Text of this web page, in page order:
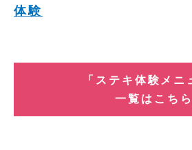
体験
「ステキ体験メニ
一覧はこちら